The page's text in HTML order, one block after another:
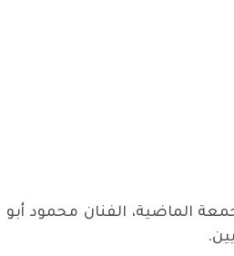
الماضية، الفنان محمود